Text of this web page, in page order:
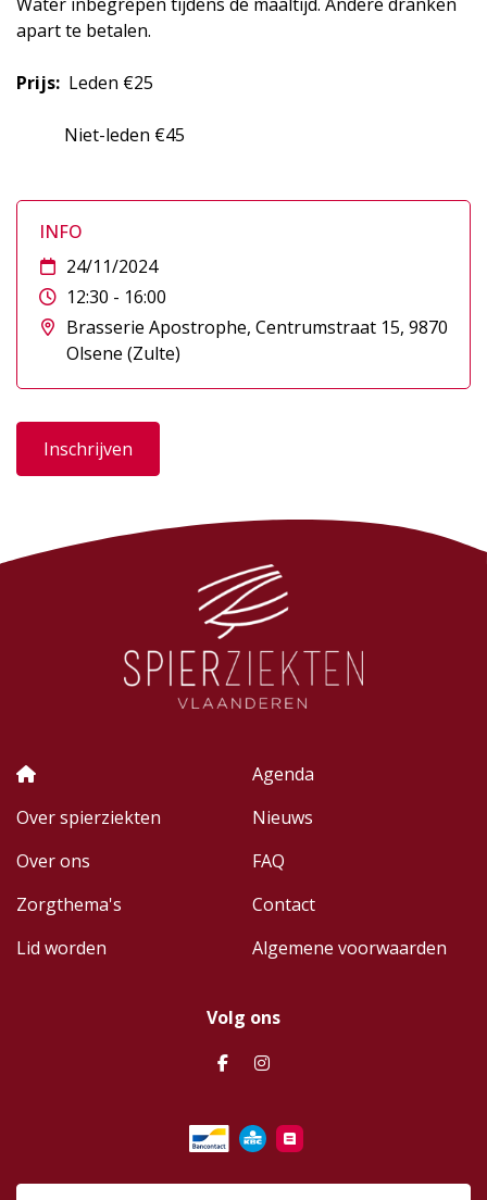
apart te betalen.
Prijs: Leden €25
Niet-leden €45
INFO
24/11/2024
12:30 - 16:00
Brasserie Apostrophe, Centrumstraat 15, 9870
Olsene (Zulte)
Inschrijven
Over spierziekten
Over ons
Zorgthema's
Lid worden
Agenda
Nieuws
FAQ
Contact
Algemene voorwaarden
Volg ons